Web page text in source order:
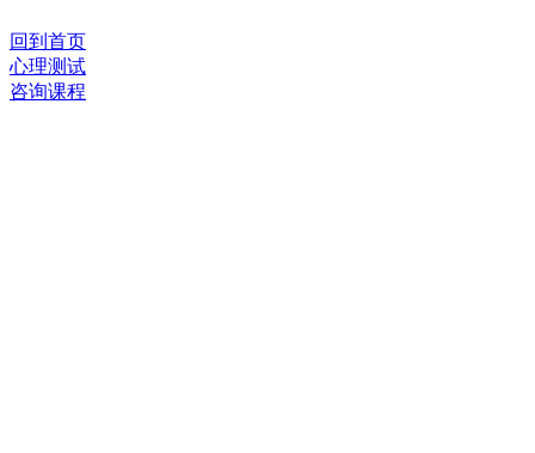
回到首页
心理测试
咨询课程